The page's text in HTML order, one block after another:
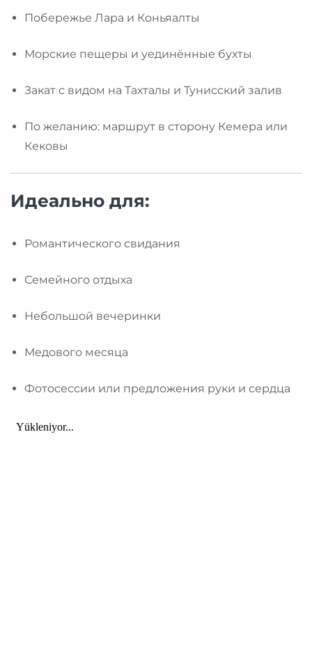
Побережье Лара и Коньяалты
Морские пещеры и уединённые бухты
Закат с видом на Тахталы и Тунисский залив
По желанию: маршрут в сторону Кемера или
Кековы
Идеально для:
Романтического свидания
Семейного отдыха
Небольшой вечеринки
Медового месяца
Фотосессии или предложения руки и сердца